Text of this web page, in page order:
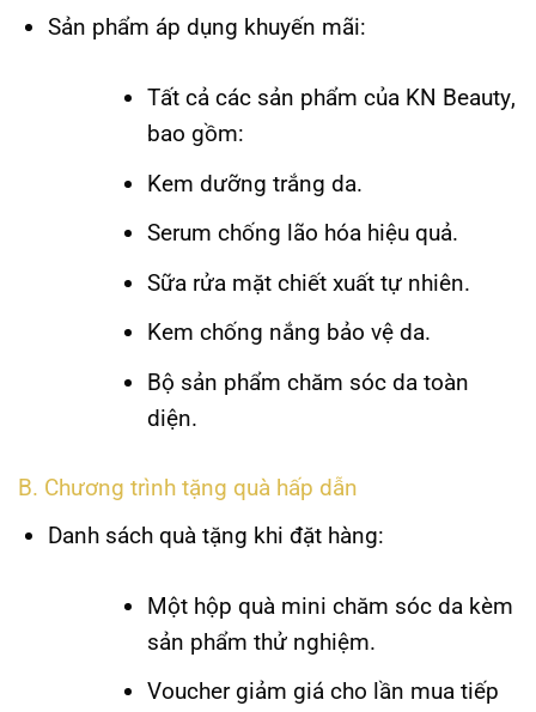
Sản phẩm áp dụng khuyến mãi:
Tất cả các sản phẩm của KN Beauty,
bao gồm:
Kem dưỡng trắng da.
Serum chống lão hóa hiệu quả.
Sữa rửa mặt chiết xuất tự nhiên.
Kem chống nắng bảo vệ da.
Bộ sản phẩm chăm sóc da toàn
diện.
B. Chương trình tặng quà hấp dẫn
Danh sách quà tặng khi đặt hàng:
Một hộp quà mini chăm sóc da kèm
sản phẩm thử nghiệm.
Voucher giảm giá cho lần mua tiếp